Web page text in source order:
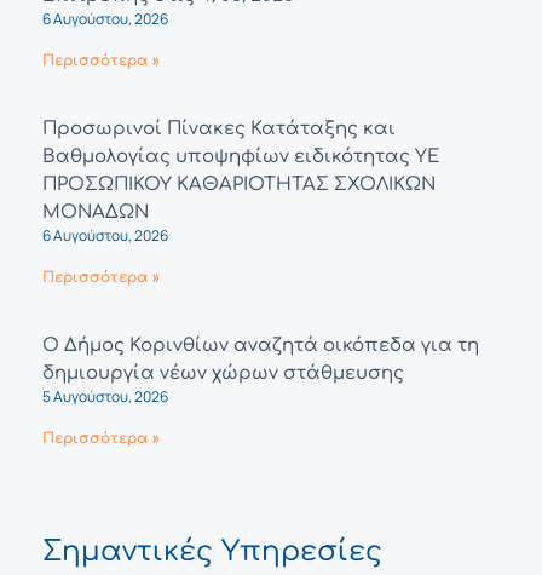
6 Αυγούστου, 2026
Περισσότερα »
Προσωρινοί Πίνακες Κατάταξης και
Βαθμολογίας υποψηφίων ειδικότητας ΥΕ
ΠΡΟΣΩΠΙΚΟΥ ΚΑΘΑΡΙΟΤΗΤΑΣ ΣΧΟΛΙΚΩΝ
ΜΟΝΑΔΩΝ
6 Αυγούστου, 2026
Περισσότερα »
Ο Δήμος Κορινθίων αναζητά οικόπεδα για τη
δημιουργία νέων χώρων στάθμευσης
5 Αυγούστου, 2026
Περισσότερα »
Σημαντικές Υπηρεσίες